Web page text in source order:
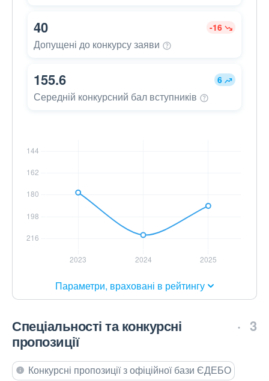
40 -16
Допущені до конкурсузаяви
155.6 6
Середній конкурсний бал вступників
Параметри, враховані в рейтингу
Спеціальності та конкурсні
пропозиції
3
Конкурсні пропозиції з офіційної бази ЄДЕБО